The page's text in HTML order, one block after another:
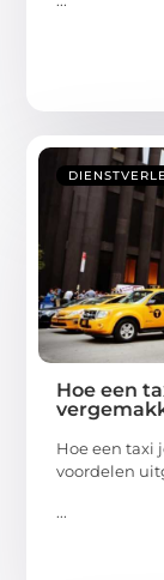
Hoe een
Hoe een taxi
voordelen
...